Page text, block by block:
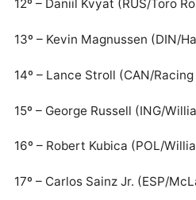
5º – Sebastian Vettel (ALE/
6º – Lando Norris (ING/
7º – Kimi Raikkonen (FIN/
8º – Pierre Gasly (FRA/Red
9º – Alexander Albon (TAI/